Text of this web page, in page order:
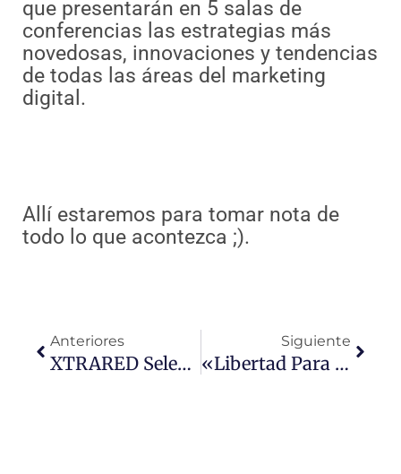
que presentarán en 5 salas de
conferencias las estrategias más
novedosas, innovaciones y tendencias
de todas las áreas del marketing
digital.
Allí estaremos para tomar nota de
todo lo que acontezca ;).
Anteriores
XTRARED Selecciona Personal
Siguiente
«libertad Para Crear» Seminario Adobe En Barcelona